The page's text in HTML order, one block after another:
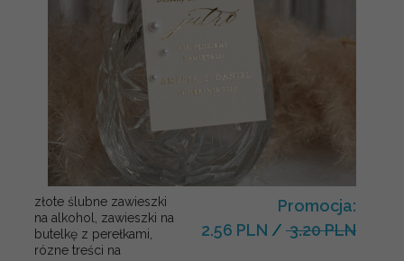
złote ślubne zawieszki
na alkohol, zawieszki na
butelkę z perełkami,
rózne treści na
Promocja:
2.56 PLN / 3.20 PLN